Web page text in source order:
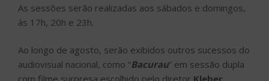
As sessões serão realizadas aos sábados e domingos,
às 17h, 20h e 23h.
Ao longo de agosto, serão exibidos outros sucessos do
audiovisual nacional, como “Bacurau” em sessão dupla